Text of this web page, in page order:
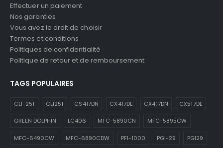
Effectuer un paiement
Nos garanties
Vous avez le droit de choisir
Termes et conditions
Politiques de confidentialité
Politique de retour et de remboursement
TAGS POPULAIRES
CLI-251 CLI251 CS417DN CX417DE CX417DN CX517DE
GREEN DOLPHIN LC406 MFC-5890CN MFC-5895CW
MFC-6490CW MFC-6890CDW PFI-1000 PGI-29 PGI29